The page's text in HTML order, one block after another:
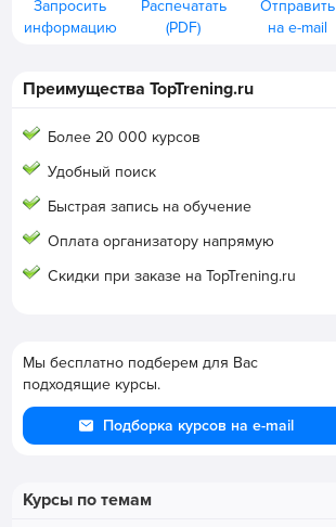
Запросить
информацию
Распечатать
(PDF)
Отправить
на e-mail
Преимущества TopTrening.ru
Более 20 000 курсов
Удобный поиск
Быстрая запись на обучение
Оплата организатору напрямую
Скидки при заказе на TopTrening.ru
Мы бесплатно подберем для Вас
подходящие курсы.
Подборка курсов на e-mail
Курсы по темам